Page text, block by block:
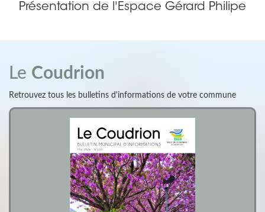
Présentation de l'Espace Gérard Philipe
Le Coudrion
Retrouvez tous les bulletins d'informations de votre commune